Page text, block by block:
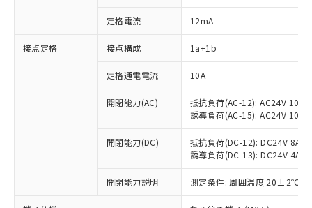
定格電流 12mA
接点定格 接点構成 1a+1b
定格通電電流 10A
開閉能力(AC)
抵抗負荷(AC-12): AC24V 10A/
誘導負荷(AC-15): AC24V
開閉能力(DC)
抵抗負荷(DC-12): DC24V 8A/
誘導負荷(DC-13): DC24V 4A/
開閉能力説明 測定条件: 周囲温度 20±2℃、
ご利用条件
対応済み：EU RoHS指令（10物質）の
非含有に対応した製品が提供可能な商品で
対応予定：EU RoHS指令（10物質）の非含
有に対応した製品に切り替える予定のある
対応予定なし：EU RoHS指令（10物質）の
非含有に非対応の商品で、対応品を出す予